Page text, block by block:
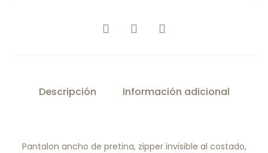
COMPARTIR
Descripción Información adicional
Pantalon ancho de pretina, zipper invisible al costado,